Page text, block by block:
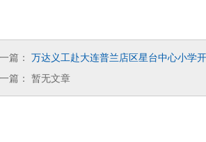
篇：
万达义工赴大连普兰店区星台中心小学
篇：
暂无文章